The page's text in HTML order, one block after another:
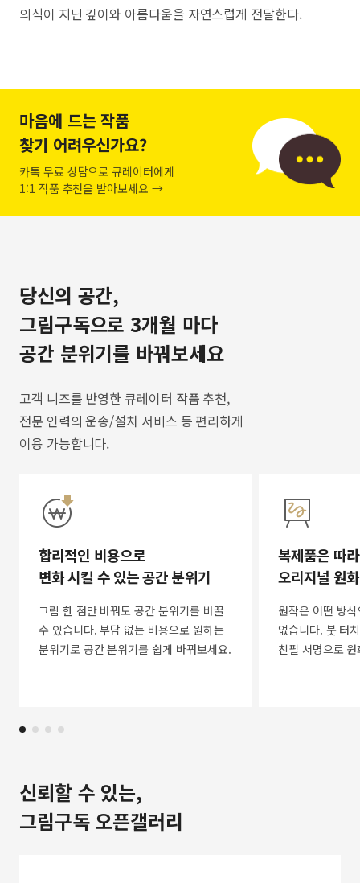
의식이 지닌 깊이와 아름다움을 자연스럽게 전달한다.
마음에 드는 작품
찾기 어려우신가요?
카톡 무료 상담으로 큐레이터에게
1:1 작품 추천을 받아보세요 →
당신의 공간,
그림구독으로 3개월 마다
공간 분위기를 바꿔보세요
고객 니즈를 반영한 큐레이터 작품 추천,
전문 인력의 운송/설치 서비스 등 편리하게
이용 가능합니다.
합리적인 비용으로
변화 시킬 수 있는 공간 분위기
그림 한 점만 바꿔도 공간 분위기를 바꿀
수 있습니다. 부담 없는 비용으로 원하는
분위기로 공간 분위기를 쉽게 바꿔보세요.
복제품은 따
오리지널 원
원작은 어떤 방
없습니다. 붓 터
친필 서명으로
신뢰할 수 있는,
그림구독 오픈갤러리